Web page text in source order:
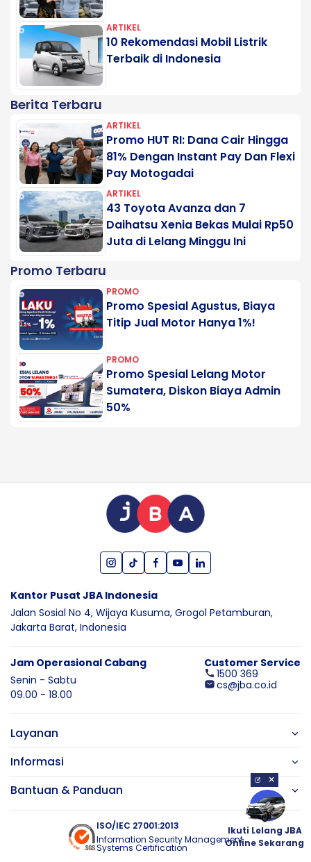
ARTIKEL
10 Rekomendasi Mobil Listrik
Terbaik di Indonesia
Berita Terbaru
ARTIKEL
Promo HUT RI: Dana Cair Hingga
81% Dengan Instant Pay Dan Flexi
Pay Motogadai
ARTIKEL
43 Toyota Avanza dan 7
Daihatsu Xenia Bekas Mulai Rp50
Juta di Lelang Minggu Ini
Promo Terbaru
PROMO
Promo Spesial Agustus, Biaya
Titip Jual Motor Hanya 1%!
PROMO
Promo Spesial Lelang Motor
Sumatera, Diskon Biaya Admin
50%
Kantor Pusat JBA Indonesia
Jalan Sosial No 4, Wijaya Kusuma, Grogol Petamburan,
Jakarta Barat, Indonesia
Jam Operasional Cabang
Senin - Sabtu
09.00 - 18.00
Customer Service
1500 369
cs@jba.co.id
Layanan
Informasi
Bantuan & Panduan
ISO/IEC 27001:2013
Information Security Management
Systems Certification
×
Ikuti Lelang JBA
Online Sekarang